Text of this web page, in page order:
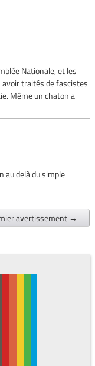
Nationale, et les
traités de fascistes
Même un chaton a
au delà du simple
avertissement →